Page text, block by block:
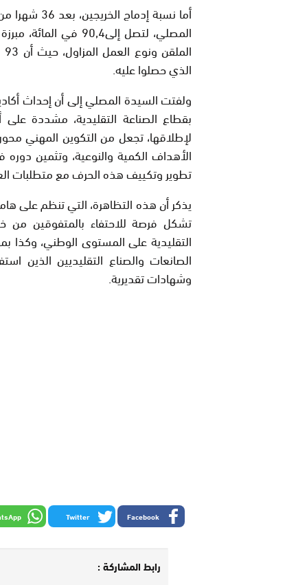
أما نسبة
المصلي، لتصل
الذي حصلوا عليه.
ولفتت السيدة المصلي إلى أن إحداث
بقطاع الصناعة التقليدية، مشددة على
لإطلاقها، تجعل من التكوين المهني
الأهداف الكمية والنوعية، وتثمين
تطوير وتكييف هذه الحرف مع متطلبات
يذكر أن هذه التظاهرة، التي تنظم على
تشكل فرصة للاحتفاء بالمتفوقين
التقليدية على المستوى الوطني، وكذا
الصانعات والصناع التقليديين الذين
وشهادات تقديرية.
Facebook
Twitter
رابط المشاركة :